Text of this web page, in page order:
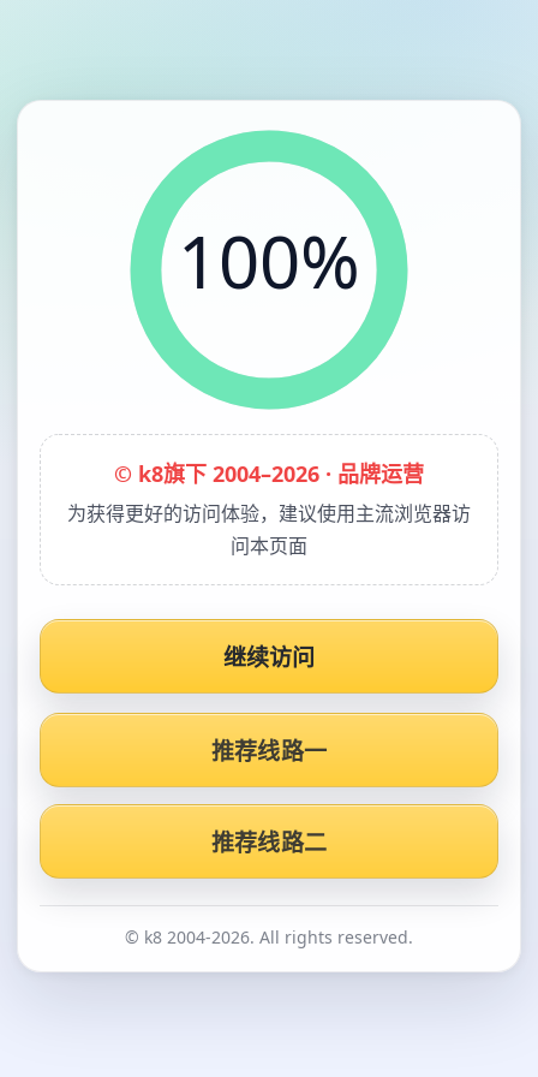
100%
© k8旗下 2004–2026 · 品牌运营
为获得更好的访问体验，建议使用主流浏览器访
问本页面
继续访问
推荐线路一
推荐线路二
© k8 2004-2026. All rights reserved.